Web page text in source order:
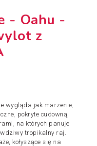
- Oahu -
z
wygląda jak marzenie,
pokryte cudowną,
na których panuje
tropikalny raj.
kołyszące się na